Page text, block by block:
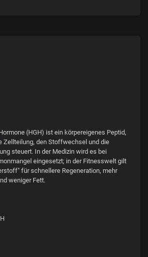
(HGH) ist ein körpereigenes Peptid,
Zellteilung, den Stoffwechsel und die
steuert. In der Medizin wird es bei
eingesetzt; in der Fitnesswelt gilt
für schnellere Regeneration, mehr
weniger Fett.